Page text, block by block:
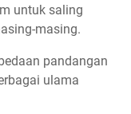
untuk saling
masing.
pandangan
ulama